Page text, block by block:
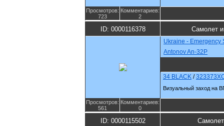
Просмотров:
723
Комментариев:
2
ID: 0000116378 Самолет
Ukraine - Emergency
Antonov An-32P
34 BLACK /
Визуальный заход на
Просмотров:
561
Комментариев:
0
ID: 0000115502